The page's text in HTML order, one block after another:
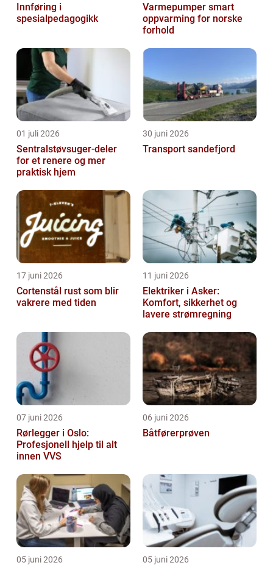
Innføring i
spesialpedagogikk
Varmepumper smart
oppvarming for norske
forhold
01 juli 2026
Sentralstøvsuger-deler
for et renere og mer
praktisk hjem
30 juni 2026
Transport sandefjord
17 juni 2026
Cortenstål rust som blir
vakrere med tiden
11 juni 2026
Elektriker i Asker:
Komfort, sikkerhet og
lavere strømregning
07 juni 2026
Rørlegger i Oslo:
Profesjonell hjelp til alt
innen VVS
06 juni 2026
Båtførerprøven
05 juni 2026 05 juni 2026